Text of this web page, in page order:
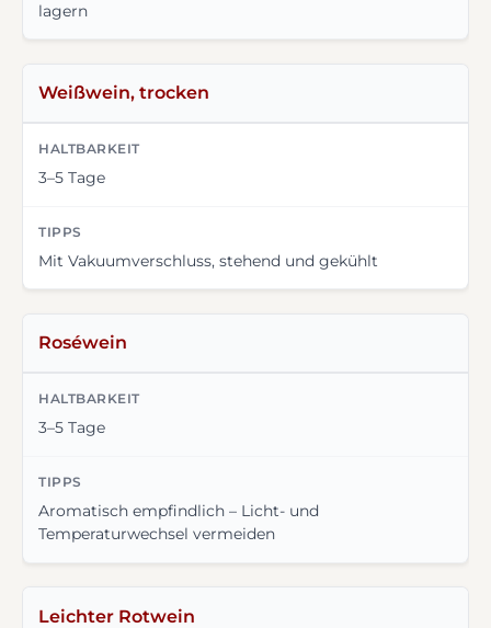
lagern
Weißwein, trocken
3–5 Tage
Mit Vakuumverschluss, stehend und gekühlt
Roséwein
3–5 Tage
Aromatisch empfindlich – Licht- und
Temperaturwechsel vermeiden
Leichter Rotwein